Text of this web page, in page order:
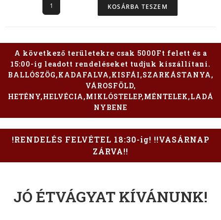
KOSÁRBA TESZEM
A következő területekre csak 5000Ft felett és a
15:00-ig leadott rendeléseket tudjuk kiszállítani.
BALLÓSZÖG,KADAFALVA,KISFÁI,SZARKÁSTANYA,
VÁROSFÖLD,
HETÉNY,HELVÉCIA,MIKLÓSTELEP,MÉNTELEK,LADÁ
NYBENE
!RENDELÉS FELVÉTEL 18:30-ig! !!VASÁRNAP
ZÁRVA!!
JÓ ÉTVÁGYAT KÍVÁNUNK!